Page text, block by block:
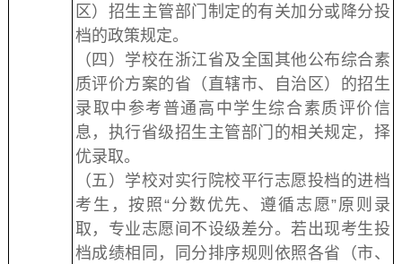
区）招生主管部门制定的有关加分或降分投
档的政策规定。
（四）学校在浙江省及全国其他公布综合素
质评价方案的省（直辖市、自治区）的招生
录取中参考普通高中学生综合素质评价信
息，执行省级招生主管部门的相关规定，择
优录取。
（五）学校对实行院校平行志愿投档的进档
考生，按照“分数优先、遵循志愿”原则录
取，专业志愿间不设级差分。若出现考生投
档成绩相同，同分排序规则依照各省（市、